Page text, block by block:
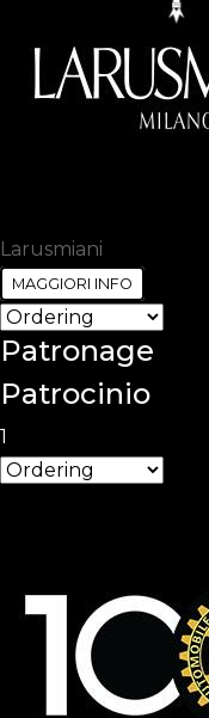
Larusmiani
MAGGIORI INFO
Patronage
Patrocinio
1